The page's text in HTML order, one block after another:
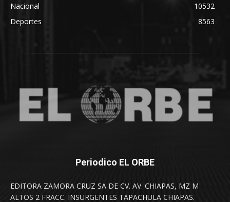
Nacional
10532
Deportes
8563
Periodico EL ORBE
EDITORA ZAMORA CRUZ SA DE CV. AV. CHIAPAS, MZ M
ALTOS 2 FRACC. INSURGENTES TAPACHULA CHIAPAS.